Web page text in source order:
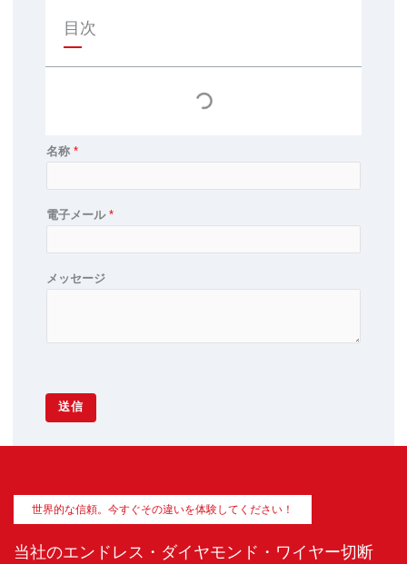
u
b
e
p
目次
名称 *
電子メール *
メッセージ
送信
世界的な信頼。今すぐその違いを体験してください！
当社のエンドレス・ダイヤモンド・ワイヤー切断